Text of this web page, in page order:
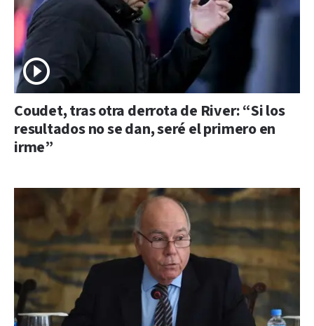
Coudet, tras otra derrota de River: “Si los
resultados no se dan, seré el primero en
irme”